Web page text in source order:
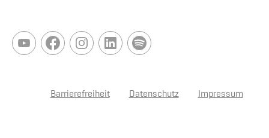
Barrierefreiheit Datenschutz Impressum